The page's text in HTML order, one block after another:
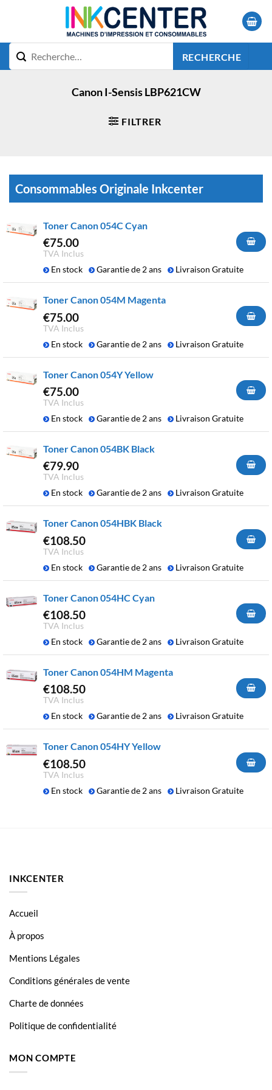
RECHERCHE
Canon I-Sensis LBP621CW
FILTRER
Consommables Originale Inkcenter
Toner Canon 054C Cyan
€75.00
TVA Inclus
En stock
Garantie de 2 ans Livraison Gratuite
Toner Canon 054M Magenta
€75.00
TVA Inclus
En stock
Garantie de 2 ans Livraison Gratuite
Toner Canon 054Y Yellow
€75.00
TVA Inclus
En stock
Garantie de 2 ans Livraison Gratuite
Toner Canon 054BK Black
€79.90
TVA Inclus
En stock
Garantie de 2 ans Livraison Gratuite
Toner Canon 054HBK Black
€108.50
TVA Inclus
En stock
Garantie de 2 ans Livraison Gratuite
Toner Canon 054HC Cyan
€108.50
TVA Inclus
En stock
Garantie de 2 ans Livraison Gratuite
Toner Canon 054HM Magenta
€108.50
TVA Inclus
En stock
Garantie de 2 ans Livraison Gratuite
Toner Canon 054HY Yellow
€108.50
TVA Inclus
En stock
Garantie de 2 ans Livraison Gratuite
INKCENTER
Accueil
À propos
Mentions Légales
Conditions générales de vente
Charte de données
Politique de confidentialité
MON COMPTE